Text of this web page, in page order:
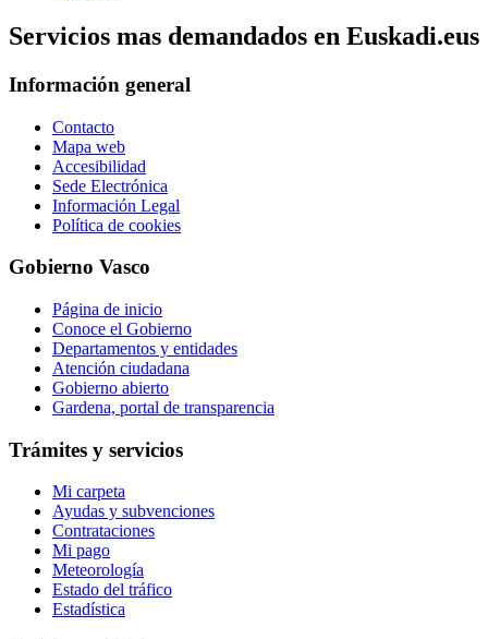
Servicios mas demandados en Euskadi.eus
Información general
Contacto
Mapa web
Accesibilidad
Sede Electrónica
Información Legal
Política de cookies
Gobierno Vasco
Página de inicio
Conoce el Gobierno
Departamentos y entidades
Atención ciudadana
Gobierno abierto
Gardena, portal de transparencia
Trámites y servicios
Mi carpeta
Ayudas y subvenciones
Contrataciones
Mi pago
Meteorología
Estado del tráfico
Estadística